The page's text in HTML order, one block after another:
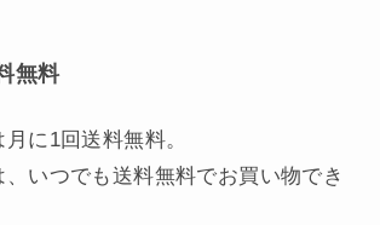
無料
に1回送料無料。
いつでも送料無料でお買い物でき